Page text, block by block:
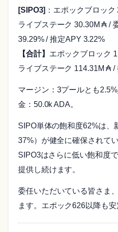
[SIPO3] ：エポックブロッ
ライブステーク 30.30M ₳ /
39.29% / 推定APY 3.22%
【合計】 エポックブロック
ライブステーク 114.31M ₳ /
マージン：3プールとも
金：50.0k ADA。
SIPO単体の飽和度62%は、
37%）が健全に確保されて
SIPO3はさらに低い飽和度
提供し続けます。
委任いただいている皆さま
ます。エポック626以降も安